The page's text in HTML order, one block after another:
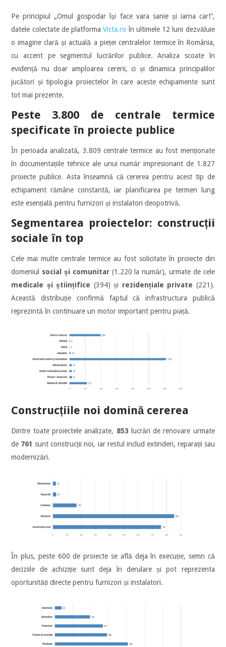
Pe principiul „Omul gospodar își face vara sanie și iarna car!”,
datele colectate de platformaVicta.ro în ultimele 12 luni dezvăluie
o imagine clară și actuală a pieței centralelor termice în România,
cu accent pe segmentul lucrărilor publice. Analiza scoate în
evidență nu doar amploarea cererii, ci și dinamica principalilor
jucători și tipologia proiectelor în care aceste echipamente sunt
tot mai prezente.
Peste 3.800 de centrale termice
specificate în proiecte publice
În perioada analizată, 3.809 centrale termice au fost menționate
în documentațiile tehnice ale unui număr impresionant de 1.827
proiecte publice. Asta înseamnă că cererea pentru acest tip de
echipament rămâne constantă, iar planificarea pe termen lung
este esențială pentru furnizori și instalatori deopotrivă.
Segmentarea proiectelor: construcții
sociale în top
Cele mai multe centrale termice au fost solicitate în proiecte din
domeniul social și comunitar(1.220 la număr), urmate de cele
medicale și științifice (394) și rezidențiale private (221).
Această distribuție confirmă faptul că infrastructura publică
reprezintă în continuare un motor important pentru piață.
Construcțiile noi domină cererea
Dintre toate proiectele analizate, 853 lucrări de renovare urmate
de 761 sunt construcții noi, iar restul includ extinderi, reparații sau
modernizări.
În plus, peste 600 de proiecte se află deja în execuție, semn că
deciziile de achiziție sunt deja în derulare și pot reprezenta
oportunități directe pentru furnizori și instalatori.